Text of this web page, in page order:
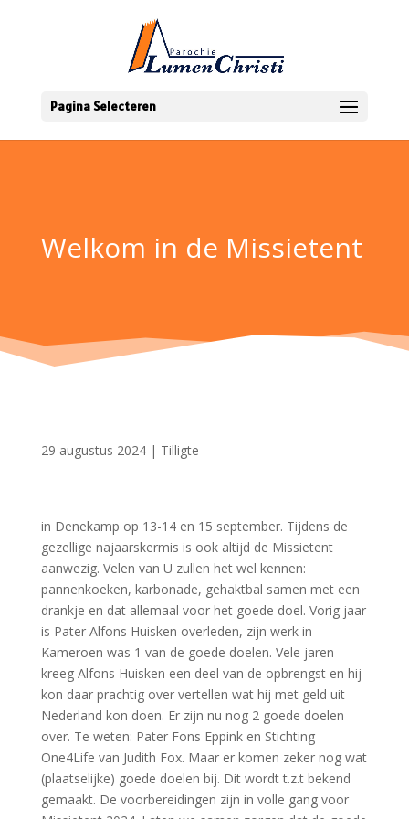
Pagina Selecteren
Welkom in de Missietent
29 augustus 2024| Tilligte
in Denekamp op 13-14 en 15 september. Tijdens de
gezellige najaarskermis is ook altijd de Missietent
aanwezig. Velen van U zullen het wel kennen:
pannenkoeken, karbonade, gehaktbal samen met een
drankje en dat allemaal voor het goede doel. Vorig jaar
is Pater Alfons Huisken overleden, zijn werk in
Kameroen was 1 van de goede doelen. Vele jaren
kreeg Alfons Huisken een deel van de opbrengst en hij
kon daar prachtig over vertellen wat hij met geld uit
Nederland kon doen. Er zijn nu nog 2 goede doelen
over. Te weten: Pater Fons Eppink en Stichting
One4Life van Judith Fox. Maar er komen zeker nog wat
(plaatselijke) goede doelen bij. Dit wordt t.z.t bekend
gemaakt. De voorbereidingen zijn in volle gang voor